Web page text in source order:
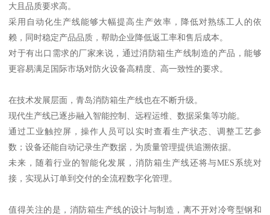
大且品质要求高。
采用自动化生产线能够大幅提高生产效率，降低对熟练工人的依
赖，同时稳定产品品质，帮助企业降低返工率和售后成本。
对于有出口需求的厂家来说，通过消防箱生产线制造的产品，能够
更容易满足国际市场对防火设备高精度、高一致性的要求。
在技术发展层面，青岛消防箱生产线也在不断升级。
现代生产线已逐步融入智能控制、远程运维、数据采集等功能。
通过工业触控屏，操作人员可以实时查看生产状态、调整工艺参
数；设备还能自动记录生产数据，为质量管理提供追溯依据。
未来，随着行业的智能化发展，消防箱生产线还将与MES系统对
接，实现从订单到交付的全流程数字化管理。
值得关注的是，消防箱生产线的设计与制造，离不开对冷弯型钢和